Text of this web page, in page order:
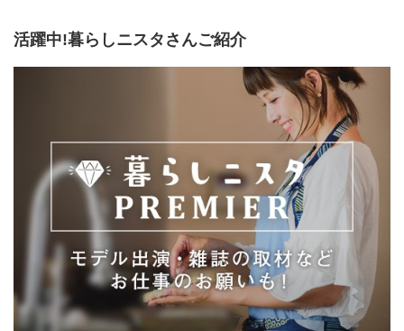
活躍中!暮らしニスタさんご紹介